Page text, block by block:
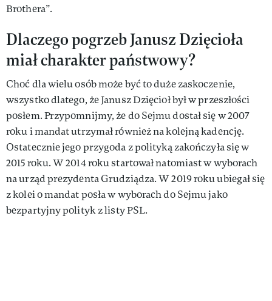
Brothera”.
Dlaczego pogrzeb Janusz Dzięcioła
miał charakter państwowy?
Choć dla wielu osób może być to duże zaskoczenie,
wszystko dlatego, że Janusz Dzięcioł był w przeszłości
posłem. Przypomnijmy, że do Sejmu dostał się w 2007
roku i mandat utrzymał również na kolejną kadencję.
Ostatecznie jego przygoda z polityką zakończyła się w
2015 roku. W 2014 roku startował natomiast w wyborach
na urząd prezydenta Grudziądza. W 2019 roku ubiegał się
z kolei o mandat posła w wyborach do Sejmu jako
bezpartyjny polityk z listy PSL.